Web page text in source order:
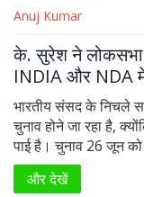
Anuj Kumar
के. सुरेश ने लोकसभा
INDIA और NDA
भारतीय संसद के निचले
चुनाव होने जा रहा है,
पाई है। चुनाव 26 जून
नामांकन किया है।
का आरोप लगाया है।
और देखें